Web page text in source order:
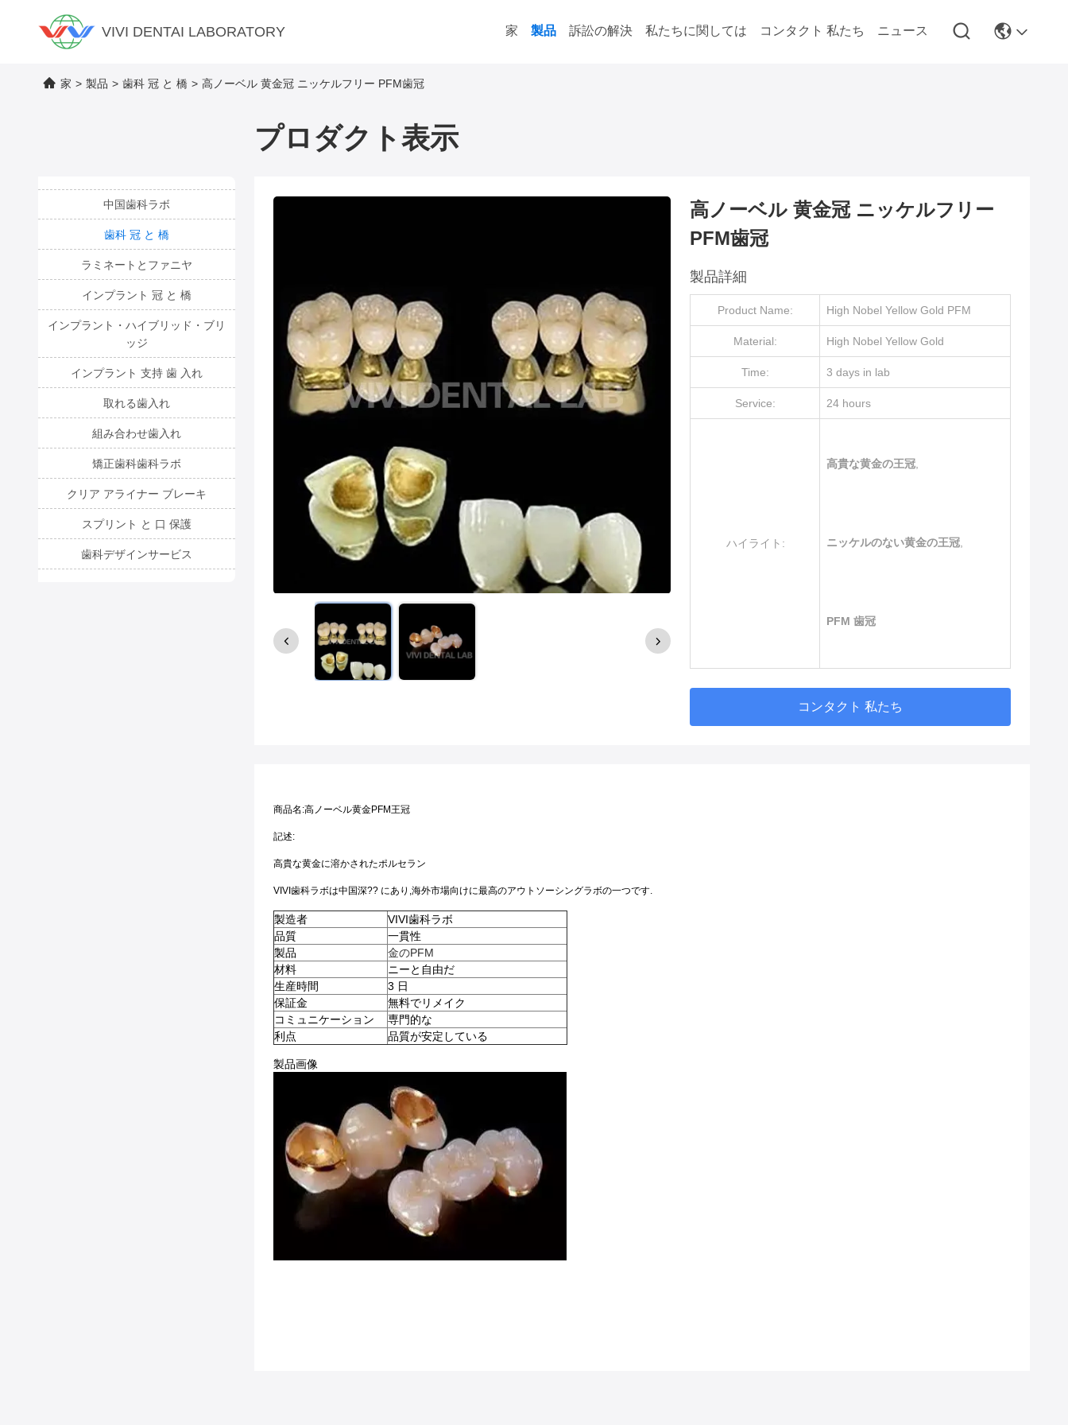
VIVI DENTAI LABORATORY 家 製品 訴訟の解決 私たちに関しては コンタクト 私たち ニュース
家 > 製品 > 歯科 冠 と 橋 > 高ノーベル 黄金冠 ニッケルフリー PFM歯冠
プロダクト表示
中国歯科ラボ
歯科 冠 と 橋
ラミネートとファニヤ
インプラント 冠 と 橋
インプラント・ハイブリッド・ブリ
ッジ
インプラント 支持 歯 入れ
取れる歯入れ
組み合わせ歯入れ
矯正歯科歯科ラボ
クリア アライナー ブレーキ
スプリント と 口 保護
歯科デザインサービス
高ノーベル 黄金冠 ニッケルフリー
PFM歯冠
製品詳細
Product Name: High Nobel Yellow Gold PFM
Material: High Nobel Yellow Gold
Time: 3 days in lab
Service: 24 hours
ハイライト:
高貴な黄金の王冠
ニッケルのない黄金の王冠
PFM 歯冠
コンタクト 私たち
商品名:高ノーベル黄金PFM王冠
記述:
高貴な黄金に溶かされたポルセラン
VIVI歯科ラボは中国深?? にあり,海外市場向けに最高のアウトソーシングラボの一つです.
製造者
VIVI歯科ラボ
品質
一貫性
製品
金のPFM
材料
ニーと自由だ
生産時間
3 日
保証金
無料でリメイク
コミュニケーション
専門的な
利点
品質が安定している
製品画像